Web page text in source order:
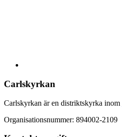
Carlskyrkan
Carlskyrkan är en distriktskyrka inom
Organisationsnummer: 894002-2109